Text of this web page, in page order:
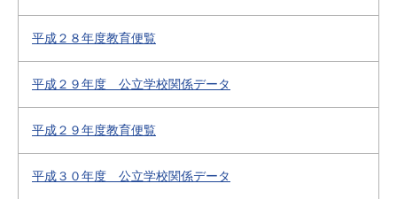
平成２８年度教育便覧
平成２９年度 公立学校関係データ
平成２９年度教育便覧
平成３０年度 公立学校関係データ